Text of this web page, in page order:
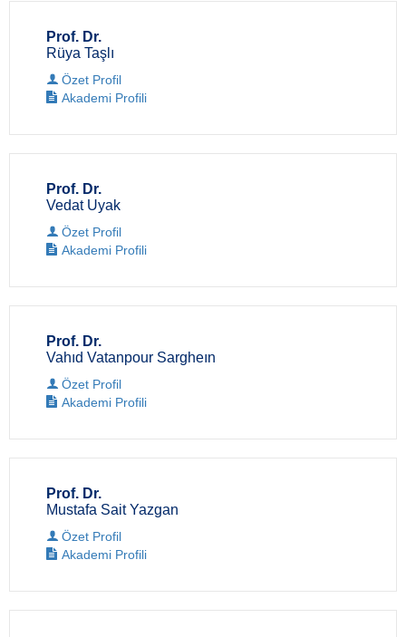
Prof. Dr.
Rüya Taşlı
Özet Profil
Akademi Profili
Prof. Dr.
Vedat Uyak
Özet Profil
Akademi Profili
Prof. Dr.
Vahıd Vatanpour Sargheın
Özet Profil
Akademi Profili
Prof. Dr.
Mustafa Sait Yazgan
Özet Profil
Akademi Profili